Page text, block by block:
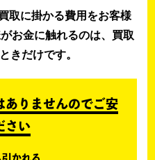
取に掛かる費用をお客様
お金に触れるのは、買取
きだけです。
りませんのでご安
さい